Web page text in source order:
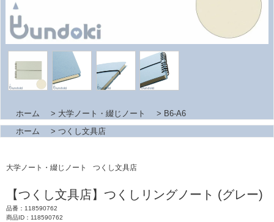
ホーム > 大学ノート・綴じノート > B6-A6
ホーム
> つくし文具店
大学ノート・綴じノート つくし文具店
【つくし文具店】つくしリングノート (グレー)
品番：118590762
商品ID：118590762